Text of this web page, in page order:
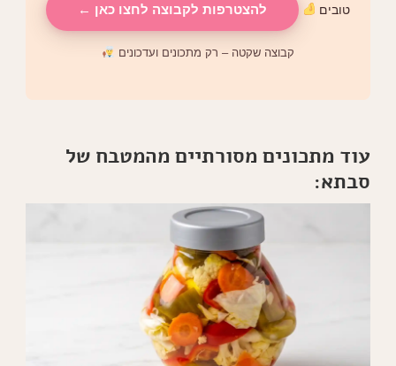
טובים להצטרפות לקבוצה לחצו כאן ←
קבוצה שקטה – רק מתכונים ועדכונים
עוד מתכונים מסורתיים מהמטבח של
סבתא: